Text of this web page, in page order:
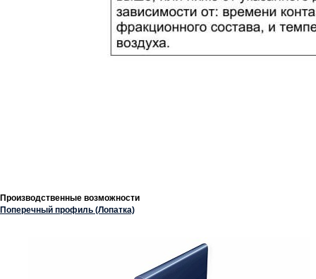
Производственные возможности
Поперечный профиль (Лопатка)